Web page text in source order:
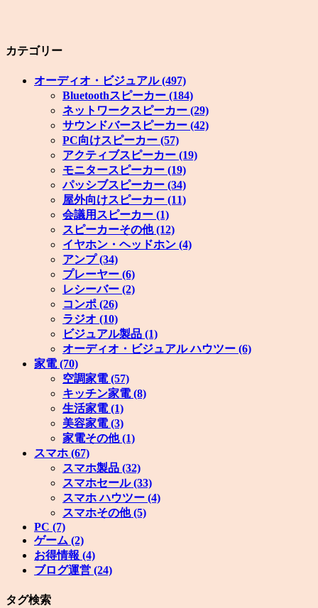
カテゴリー
オーディオ・ビジュアル(497)
Bluetoothスピーカー (184)
ネットワークスピーカー (29)
サウンドバースピーカー (42)
PC向けスピーカー (57)
アクティブスピーカー (19)
モニタースピーカー (19)
パッシブスピーカー (34)
屋外向けスピーカー (11)
会議用スピーカー (1)
スピーカーその他(12)
イヤホン・ヘッドホン (4)
アンプ(34)
プレーヤー (6)
レシーバー (2)
コンポ (26)
ラジオ (10)
ビジュアル製品 (1)
オーディオ・ビジュアル ハウツー (6)
家電(70)
空調家電(57)
キッチン家電(8)
生活家電(1)
美容家電(3)
家電その他(1)
スマホ (67)
スマホ製品 (32)
スマホセール(33)
スマホ ハウツー (4)
スマホその他(5)
PC (7)
ゲーム (2)
お得情報 (4)
ブログ運営 (24)
タグ検索